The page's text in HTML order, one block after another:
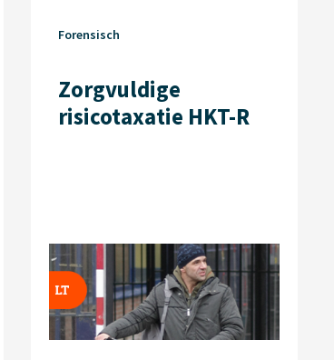
Zorgvuldige
risicotaxatie HKT-R
Forensisch